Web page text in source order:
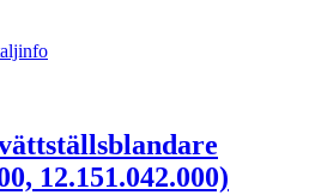
12.151.042.000)